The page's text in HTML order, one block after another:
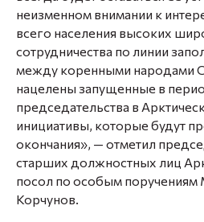
неизменном внимании к
всего населения высоких
сотрудничества по линии
между коренными народами
нацелены запущенные в
председательства в
инициативы, которые будут
окончания», — отметил
старших должностных лиц
посол по особым
Корчунов.